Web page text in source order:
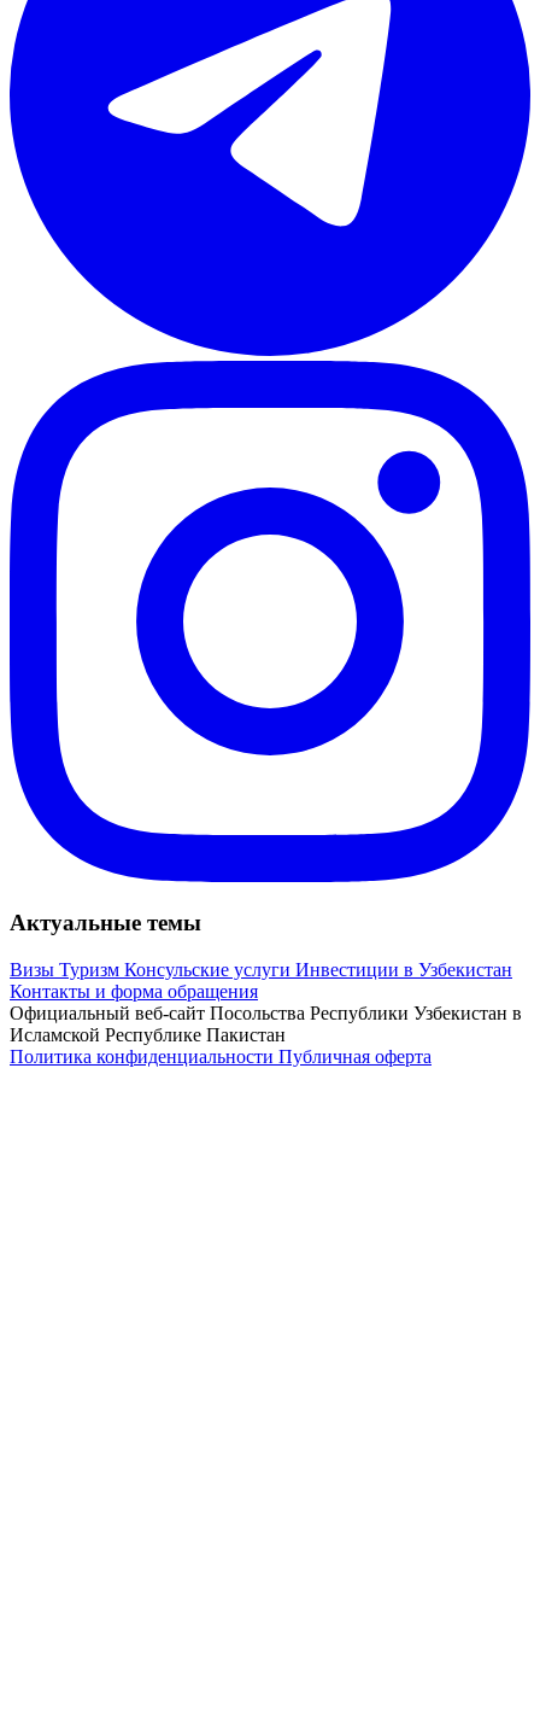
Актуальные темы
Визы Туризм Консульские услуги Инвестиции в Узбекистан
Контакты и форма обращения
Официальный веб-сайт Посольства Республики Узбекистан в
Исламской Республике Пакистан
Политика конфиденциальности Публичная оферта